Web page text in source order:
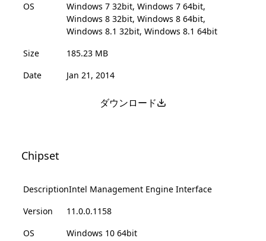
OS
Windows 7 32bit, Windows 7 64bit,
Windows 8 32bit, Windows 8 64bit,
Windows 8.1 32bit, Windows 8.1 64bit
Size
185.23 MB
Date
Jan 21, 2014
ダウンロード
Chipset
DescriptionIntel Management Engine Interface
Version
11.0.0.1158
OS
Windows 10 64bit